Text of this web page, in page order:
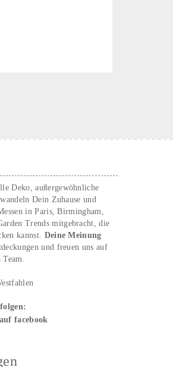
Deko, außergewöhnliche
Dein Zuhause und
in Paris, Birmingham,
Trends mitgebracht, die
kannst. Deine Meinung
und freuen uns auf